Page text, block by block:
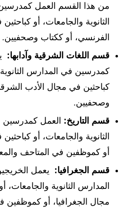
من هذا القسم العمل
الثانوية والجامعات، أو
الفرنسي، أو ككتاب وصحفيين.
قسم اللغات الشرقية وآدابها:
كمدرسين في المدارس
كباحثين في مجال الأدب
وصحفيين.
قسم التاريخ: العمل
الثانوية والجامعات، أو
أو كموظفين في المتاحف
قسم الجغرافيا: يعمل
المدارس الثانوية والجامعات،
مجال الجغرافيا، أو